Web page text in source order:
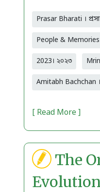
Prasar Bharati ।
People & Memories
2023। ২০২৩
Amitabh Bachchan
[ Read More ]
The